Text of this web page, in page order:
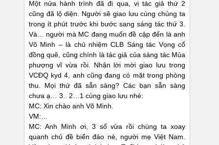
Một nửa hành trình đã đi qua, vị tác giả thứ 2
cũng đã lộ diện. Người sẽ giao lưu cùng chúng ta
trong ít phút trước khi bước sang sáng tác thứ 3.
Và… người mà MC đang muốn đề cập đến là anh
Võ Minh – là chủ nhiệm CLB Sáng tác Vọng cổ
đồng quê, cũng chính là tác giả của sáng tác Mùa
phượng vĩ vừa rồi. Nhận lời mời giao lưu trong
VCĐQ kyd 4, anh cũng đang có mặt trong phòng
thu. Mọi thứ đã sẵn sàng? Các bạn sẵn sàng
chưa ạ… 3.. 2…1 cùng giao lưu nhé:
MC: Xin chào anh Võ Minh.
VM:…
MC: Anh Minh ơi, 3 số vừa rồi chúng ta xoay
quanh chủ đề biển đảo nè, người mẹ Việt Nam.